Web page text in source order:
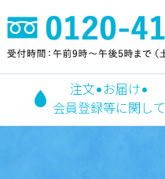
注文•お届け•
会員登録等に関して